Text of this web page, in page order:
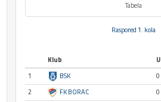
Tabela
Raspored 1. kola
Klub U
1
BSK 0
2
FK BORAC 0